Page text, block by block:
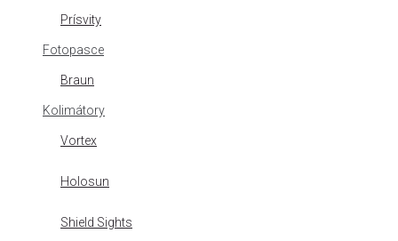
Prísvity
Fotopasce
Braun
Kolimátory
Vortex
Holosun
Shield Sights